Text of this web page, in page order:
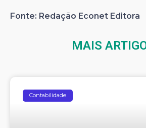
Fonte: Redação Econet Editora
MAIS
Contabilidade